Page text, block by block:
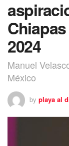
2024
Manuel
México
by playa al